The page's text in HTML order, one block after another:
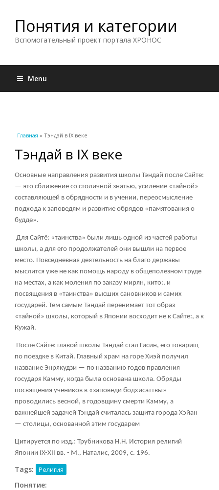
Понятия и категории
Вспомогательный проект портала ХРОНОС
Menu
Вы здесь
Главная » Тэндай в IX веке
Тэндай в IX веке
Основные направления развития школы Тэндай после Сайте:
— это сближение со столичной знатью, усиление «тайной»
составляющей в обрядности и в учении, переосмысление
подхода к заповедям и развитие обрядов «памятования о
будде».
Для Сайтё: «таинства» были лишь одной из частей работы
школы, а для его продолжателей они вышли на первое
место. Повседневная деятельность на благо державы
мыслится уже не как помощь народу в общеполезном труде
на местах, а как моления по заказу мирян, кито:, и
посвящения в «таинства» высших сановников и самих
государей. Тем самым Тэндай перенимает тот образ
«тайной» школы, который в Японии восходит не к Сайте:, а к
Кужай.
После Сайтё: главой школы Тэндай стал Гисин, его товарищ
по поездке в Китай. Главный храм на горе Хиэй получил
название Энрякудзи — по названию годов правления
государя Камму, когда была основана школа. Обряды
посвящения учеников в «заповеди бодхисаттвы»
проводились весной, в годовщину смерти Камму, а
важнейшей задачей Тэндай считалась защита города Хэйан
— столицы, основанной этим государем
Цитируется по изд.: Трубникова Н.Н. История религий
Японии IX-XII вв. - М., Наталис, 2009, с. 196.
Tags: Религия
Понятие: